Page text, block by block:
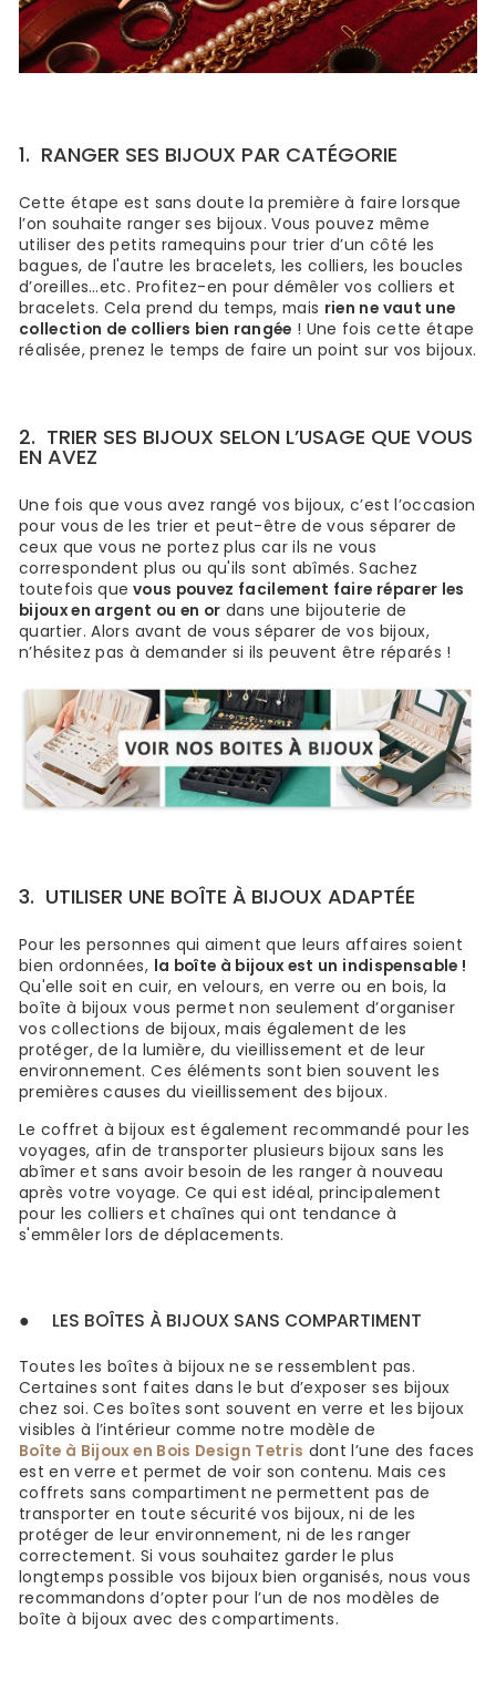
1. RANGER SES BIJOUX PAR CATÉGORIE
Cette étape est sans doute la première à faire lorsque
l’on souhaite ranger ses bijoux. Vous pouvez même
utiliser des petits ramequins pour trier d’un côté les
bagues, de l'autre les bracelets, les colliers, les boucles
d’oreilles…etc. Profitez-en pour démêler vos colliers et
bracelets. Cela prend du temps, mais rien ne vaut une
collection de colliers bien rangée ! Une fois cette étape
réalisée, prenez le temps de faire un point sur vos bijoux.
2. TRIER SES BIJOUX SELON L’USAGE QUE VOUS
EN AVEZ
Une fois que vous avez rangé vos bijoux, c’est l’occasion
pour vous de les trier et peut-être de vous séparer de
ceux que vous ne portez plus car ils ne vous
correspondent plus ou qu'ils sont abîmés. Sachez
toutefois que vous pouvez facilement faire réparer les
bijoux en argent ou en or dans une bijouterie de
quartier. Alors avant de vous séparer de vos bijoux,
n’hésitez pas à demander si ils peuvent être réparés !
3. UTILISER UNE BOÎTE À BIJOUX ADAPTÉE
Pour les personnes qui aiment que leurs affaires soient
bien ordonnées, la boîte à bijoux est un indispensable !
Qu'elle soit en cuir, en velours, en verre ou en bois, la
boîte à bijoux vous permet non seulement d’organiser
vos collections de bijoux, mais également de les
protéger, de la lumière, du vieillissement et de leur
environnement. Ces éléments sont bien souvent les
premières causes du vieillissement des bijoux.
Le coffret à bijoux est également recommandé pour les
voyages, afin de transporter plusieurs bijoux sans les
abîmer et sans avoir besoin de les ranger à nouveau
après votre voyage. Ce qui est idéal, principalement
pour les colliers et chaînes qui ont tendance à
s'emmêler lors de déplacements.
● LES BOÎTES À BIJOUX SANS COMPARTIMENT
Toutes les boîtes à bijoux ne se ressemblent pas.
Certaines sont faites dans le but d’exposer ses bijoux
chez soi. Ces boîtes sont souvent en verre et les bijoux
visibles à l’intérieur comme notre modèle de
Boîte à Bijoux en Bois Design Tetris dont l’une des faces
est en verre et permet de voir son contenu. Mais ces
coffrets sans compartiment ne permettent pas de
transporter en toute sécurité vos bijoux, ni de les
protéger de leur environnement, ni de les ranger
correctement. Si vous souhaitez garder le plus
longtemps possible vos bijoux bien organisés, nous vous
recommandons d’opter pour l’un de nos modèles de
boîte à bijoux avec des compartiments.